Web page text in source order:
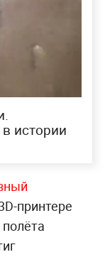
истории
принтере